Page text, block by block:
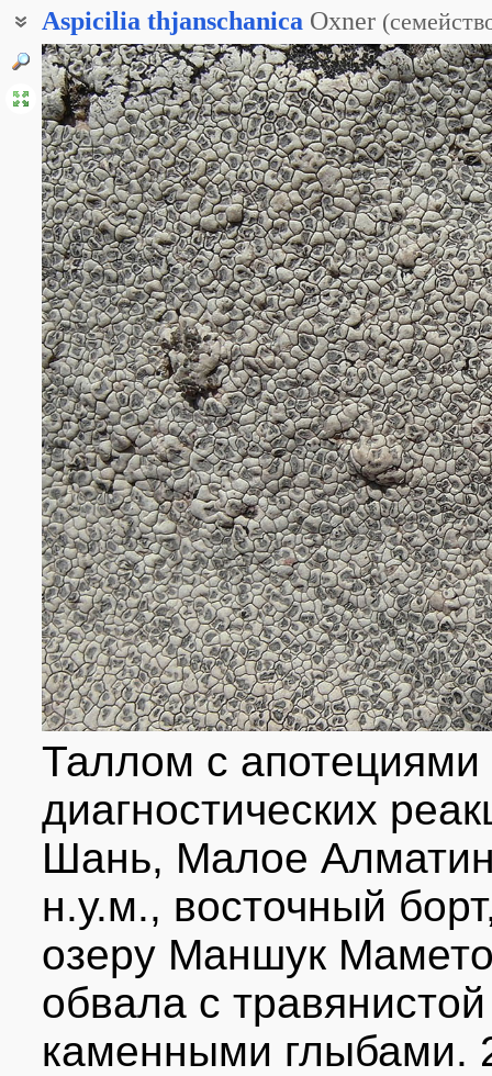
Aspicilia thjanschanica Oxner (
Таллом с апотециями
диагностических
Шань, Малое
н.у.м., восточный
озеру Маншук
обвала с
каменными глыбами.